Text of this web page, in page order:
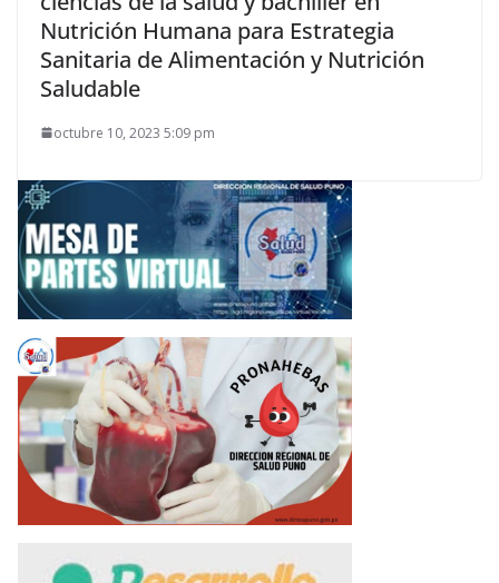
Nutrición Humana para Estrategia
Sanitaria de Alimentación y Nutrición
Saludable
octubre 10, 2023 5:09 pm